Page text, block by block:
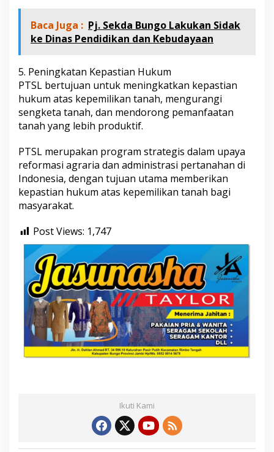
Baca Juga : Pj. Sekda Bungo Lakukan Sidak
ke Dinas Pendidikan dan Kebudayaan
5. Peningkatan Kepastian Hukum
PTSL bertujuan untuk meningkatkan kepastian
hukum atas kepemilikan tanah, mengurangi
sengketa tanah, dan mendorong pemanfaatan
tanah yang lebih produktif.
PTSL merupakan program strategis dalam upaya
reformasi agraria dan administrasi pertanahan di
Indonesia, dengan tujuan utama memberikan
kepastian hukum atas kepemilikan tanah bagi
masyarakat.
Post Views: 1,747
Ikuti Kami